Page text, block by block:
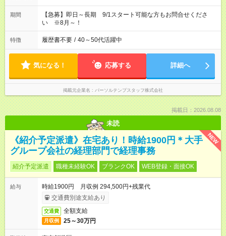
期間
【急募】即日～長期 9/1スタート可能な方もお問合せくださ
い ※8月～！
特徴 履歴書不要 / 40～50代活躍中
気になる！ 応募する 詳細へ
掲載元企業名 パーソルテンプスタッフ株式会社
掲載日：2026.08.08
未読
NEW
《紹介予定派遣》在宅あり！時給1900円＊大手
グループ会社の経理部門で経理事務
紹介予定派遣 職種未経験OK ブランクOK WEB登録・面接OK
給与
時給1900円 月収例 294,500円+残業代
交通費別途支給あり
交通費 全額支給
月収例 25～30万円